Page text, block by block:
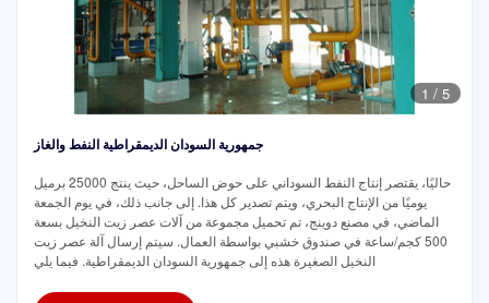
1 / 5
جمهورية السودان الديمقراطية النفط والغاز
حاليًا، يقتصر إنتاج النفط السوداني على حوض الساحل، حيث ينتج 25000 برميل
يوميًا من الإنتاج البحري، ويتم تصدير كل هذا. إلى جانب ذلك، في يوم الجمعة
الماضي، في مصنع دوينج، تم تحميل مجموعة من آلات عصر زيت النخيل بسعة
500 كجم/ساعة في صندوق خشبي بواسطة العمال. سيتم إرسال آلة عصر زيت
النخيل الصغيرة هذه إلى جمهورية السودان الديمقراطية. فيما يلي